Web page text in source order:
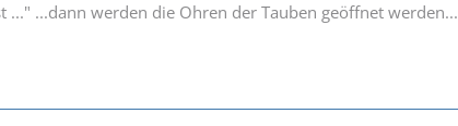
..." ...dann werden die Ohren der Tauben geöffnet werden...